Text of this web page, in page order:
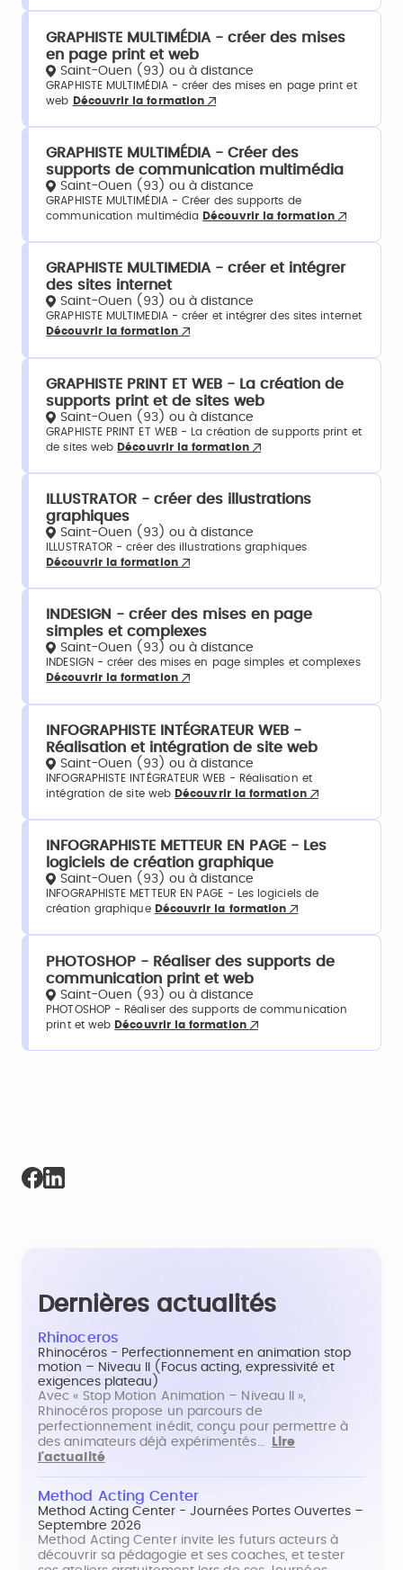
GRAPHISTE MULTIMÉDIA - créer des mises
en page print et web
Saint-Ouen (93) ou à distance
GRAPHISTE MULTIMÉDIA - créer des mises en page print et
web
Découvrir la formation
GRAPHISTE MULTIMÉDIA - Créer des
supports de communication multimédia
Saint-Ouen (93) ou à distance
GRAPHISTE MULTIMÉDIA - Créer des supports de
communication multimédia Découvrir la formation
GRAPHISTE MULTIMEDIA - créer et intégrer
des sites internet
Saint-Ouen (93) ou à distance
GRAPHISTE MULTIMEDIA - créer et intégrer des sites internet
Découvrir la formation
GRAPHISTE PRINT ET WEB - La création de
supports print et de sites web
Saint-Ouen (93) ou à distance
GRAPHISTE PRINT ET WEB - La création de supports print et
de sites web Découvrir la formation
ILLUSTRATOR - créer des illustrations
graphiques
Saint-Ouen (93) ou à distance
ILLUSTRATOR - créer des illustrations graphiques
Découvrir la formation
INDESIGN - créer des mises en page
simples et complexes
Saint-Ouen (93) ou à distance
INDESIGN - créer des mises en page simples et complexes
Découvrir la formation
INFOGRAPHISTE INTÉGRATEUR WEB -
Réalisation et intégration de site web
Saint-Ouen (93) ou à distance
INFOGRAPHISTE INTÉGRATEUR WEB - Réalisation et
intégration de site web Découvrir la formation
INFOGRAPHISTE METTEUR EN PAGE - Les
logiciels de création graphique
Saint-Ouen (93) ou à distance
INFOGRAPHISTE METTEUR EN PAGE - Les logiciels de
création graphique Découvrir la formation
PHOTOSHOP - Réaliser des supports de
communication print et web
Saint-Ouen (93) ou à distance
PHOTOSHOP - Réaliser des supports de communication
print et web Découvrir la formation
Dernières actualités
Rhinoceros
Rhinocéros - Perfectionnement en animation stop
motion – Niveau II (Focus acting, expressivité et
exigences plateau)
Avec « Stop Motion Animation – Niveau II »,
Rhinocéros propose un parcours de
perfectionnement inédit, conçu pour permettre à
des animateurs déjà expérimentés…
Lire
l'actualité
Method Acting Center
Method Acting Center - Journées Portes Ouvertes –
Septembre 2026
Method Acting Center invite les futurs acteurs à
découvrir sa pédagogie et ses coaches, et tester